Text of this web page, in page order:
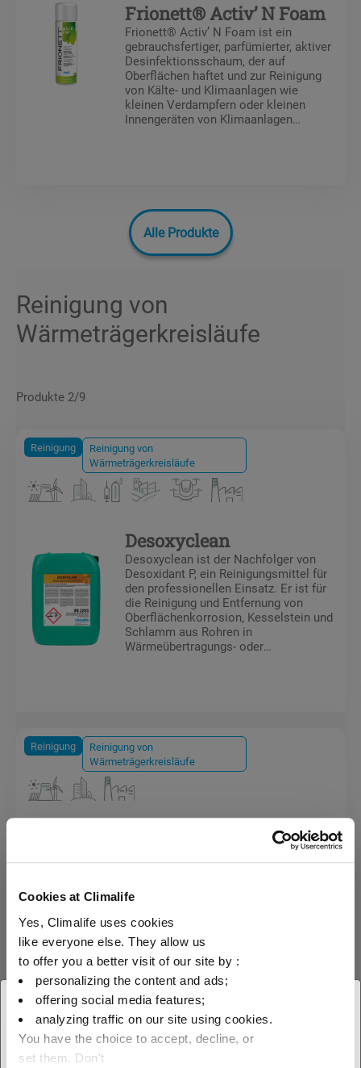
Cookies at Climalife
Yes, Climalife uses cookies
like everyone else. They allow us
to offer you a better visit of our site by :
personalizing the content and ads;
offering social media features;
analyzing traffic on our site using cookies.
You have the choice to accept, decline, or
set them. Don't
× Schliessen
Wählen Sie Ihren geografischen
Frionett® Activ’ N Foam
Frionett® Activ’ N Foam ist ein
gebrauchsfertiger, parfümierter, aktiver
Desinfektionsschaum, der auf
Oberflächen haftet und zur Reinigung
von Kälte- und Klimaanlagen wie
kleinen Verdampfern oder kleinen
Innengeräten von Klimaanlagen
Entfettungs‑ und
Deodorierungsprodukte für Kälte- und
Klimaanlagen wie Verdampfer,
Ventilatoren und Gehäuse. Die
desinfizierende Formulierung wurde
entwickelt.
Alle Produkte
Reinigung von
Wärmeträgerkreisläufe
Produkte 2/9
Reinigung
Reinigung von
Wärmeträgerkreisläufe
Desoxyclean
Desoxyclean ist der Nachfolger von
Desoxidant P, ein Reinigungsmittel für
den professionellen Einsatz. Er ist für
die Reinigung und Entfernung von
Oberflächenkorrosion, Kesselstein und
Schlamm aus Rohren in
Wärmeübertragungs- oder
Reinigung
Reinigung von
Wärmeträgerkreisläufe